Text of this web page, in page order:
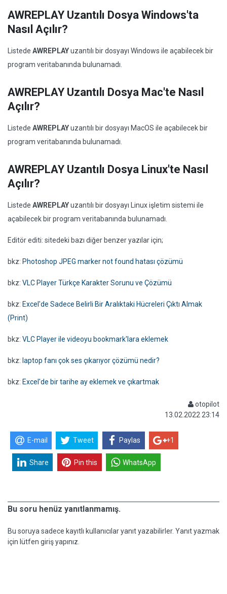
AWREPLAY Uzantılı Dosya Windows'ta
Nasıl Açılır?
Listede AWREPLAYuzantılı bir dosyayı Windows ile açabilecek bir
program veritabanında bulunamadı.
AWREPLAY Uzantılı Dosya Mac'te Nasıl
Açılır?
Listede AWREPLAYuzantılı bir dosyayı MacOS ile açabilecek bir
program veritabanında bulunamadı.
AWREPLAY Uzantılı Dosya Linux'te Nasıl
Açılır?
Listede AWREPLAYuzantılı bir dosyayı Linux işletim sistemi ile
açabilecek bir program veritabanında bulunamadı.
Editör editi: sitedeki bazı diğer benzer yazılar için;
bkz: Photoshop JPEG marker not found hatası çözümü
bkz: VLC Player Türkçe Karakter Sorunu ve Çözümü
bkz: Excel'de Sadece Belirli Bir Aralıktaki Hücreleri Çıktı Almak
(Print)
bkz: VLC Player ile videoyu bookmark'lara eklemek
bkz: laptop fanı çok ses çıkarıyor çözümü nedir?
bkz: Excel'de bir tarihe ay eklemek ve çıkartmak
otopilot
13.02.2022 23:14
E-mail Tweet Paylas +1
Share Pin this WhatsApp
Bu soru henüz yanıtlanmamış.
Bu soruya sadece kayıtlı kullanıcılar yanıt yazabilirler. Yanıt yazmak
için lütfen giriş yapınız.